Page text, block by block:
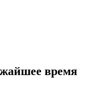
время